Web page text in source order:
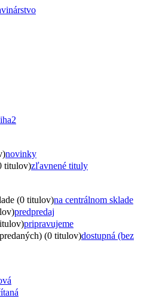
2
novinky
titulov)zľavnené tituly
(0 titulov)na centrálnom sklade
predpredaj
pripravujeme
(0 titulov)dostupná (bez